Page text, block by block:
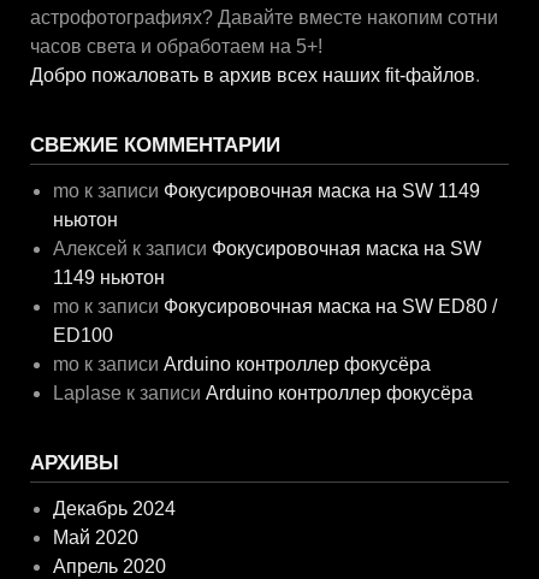
астрофотографиях? Давайте вместе накопим сотни
часов света и обработаем на 5+!
Добро пожаловать в архив всех наших fit-файлов.
СВЕЖИЕ КОММЕНТАРИИ
mo к записи Фокусировочная маска на SW 1149
ньютон
Алексей к записи Фокусировочная маска на SW
1149 ньютон
mo к записи Фокусировочная маска на SW ED80 /
ED100
mo к записиArduino контроллер фокусёра
Laplase к записиArduino контроллер фокусёра
АРХИВЫ
Декабрь 2024
Май 2020
Апрель 2020